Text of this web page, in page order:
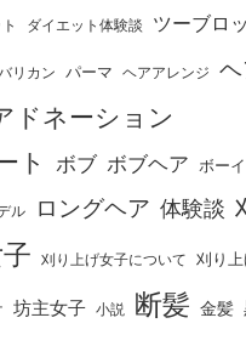
ダイエット体験談 ツーブロ
リカン パーマ ヘアアレンジ
ドネーション
ト
ボブ ボブヘア ボー
ル ロングヘア 体験談
刈り上げ女子について 刈り
坊主女子 小説 断髪 金髪